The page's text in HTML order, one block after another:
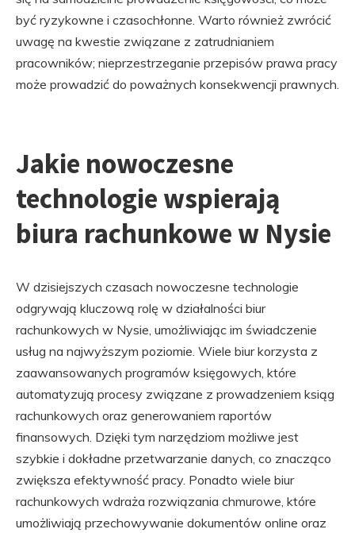
być ryzykowne i czasochłonne. Warto również zwrócić
uwagę na kwestie związane z zatrudnianiem
pracowników; nieprzestrzeganie przepisów prawa pracy
może prowadzić do poważnych konsekwencji prawnych.
Jakie nowoczesne
technologie wspierają
biura rachunkowe w Nysie
W dzisiejszych czasach nowoczesne technologie
odgrywają kluczową rolę w działalności biur
rachunkowych w Nysie, umożliwiając im świadczenie
usług na najwyższym poziomie. Wiele biur korzysta z
zaawansowanych programów księgowych, które
automatyzują procesy związane z prowadzeniem ksiąg
rachunkowych oraz generowaniem raportów
finansowych. Dzięki tym narzędziom możliwe jest
szybkie i dokładne przetwarzanie danych, co znacząco
zwiększa efektywność pracy. Ponadto wiele biur
rachunkowych wdraża rozwiązania chmurowe, które
umożliwiają przechowywanie dokumentów online oraz